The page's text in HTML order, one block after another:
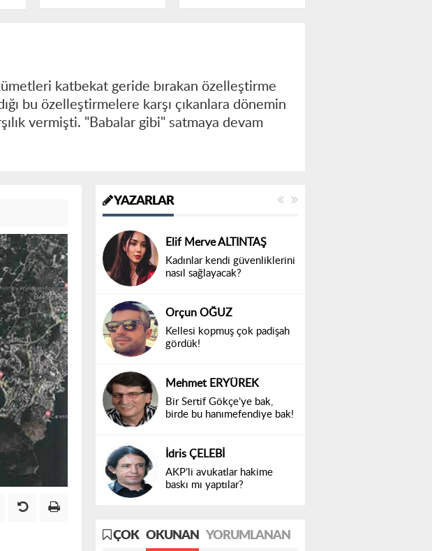
gizlice kilit vurdu
katbekat geride bırakan özelleştirme
bu özelleştirmelere karşı çıkanlara dönemin
vermişti. "Babalar gibi" satmaya devam
YAZARLAR
Elif Merve ALTINTAŞ
Kadınlar kendi güvenliklerini
nasıl sağlayacak?
Orçun OĞUZ
Kellesi kopmuş çok padişah
gördük!
Mehmet ERYÜREK
Bir Sertif Gökçe’ye bak,
birde bu hanımefendiye bak!
İdris ÇELEBİ
AKP’li avukatlar hakime
baskı mı yaptılar?
ÇOK OKUNAN YORUMLANAN